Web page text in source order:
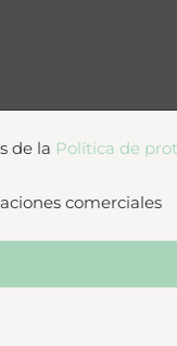
de la Política de
comerciales